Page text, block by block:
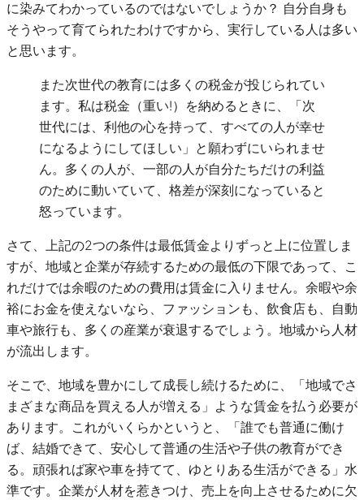
に染みてわかっているのではないでしょうか？ 自分自身も
そうやって育てられたわけですから、実行している人は多い
と思います。
また次世代の教育には多くの税金が投じられてい
ます。私は税金（重い!）を納めるときに、「次
世代には、利他の心を持って、すべての人が幸せ
になるようにしてほしい」と願わずにいられませ
ん。多くの人が、一部の人が自分たちだけの利益
のために動いていて、格差が深刻になっていると
怒っています。
さて、上記の2つの条件は最低賃金よりずっと上に位置しま
すが、地域と企業が存続するための最低の下限であって、こ
れだけでは余暇のための費用は賃金に入りません。余暇や余
裕にお金を使えないなら、ファッションも、飲食店も、自動
車や旅行も、多くの産業が衰退するでしょう。地域から人材
が流出します。
そこで、地域を豊かにして成長し続けるために、「地域でさ
まざまな商品を買える人が増える」ような賃金を払う必要が
あります。これがいくらかというと、「誰でも普通に働け
ば、結婚できて、安心して普通の生活や子供の教育ができ
る。頑張れば家や車を持てて、ゆとりある生活ができる」水
準です。企業が人材を惹きつけ、売上を向上させるために欠